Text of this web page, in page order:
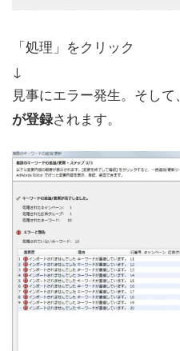
「処理」をクリック
↓
見事にエラー発生。そして、
が登録されます。